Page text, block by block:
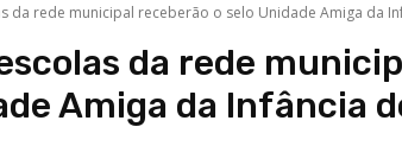
da rede municipal receberão o selo Unidade Amiga da
da rede
Amiga da Infância